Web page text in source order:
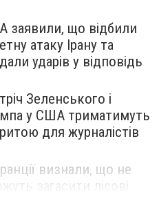
заявили, що відбили
атаку Ірану та
ударів у відповідь
Зеленського і
у США триматимуть
для журналістів
визнали, що не